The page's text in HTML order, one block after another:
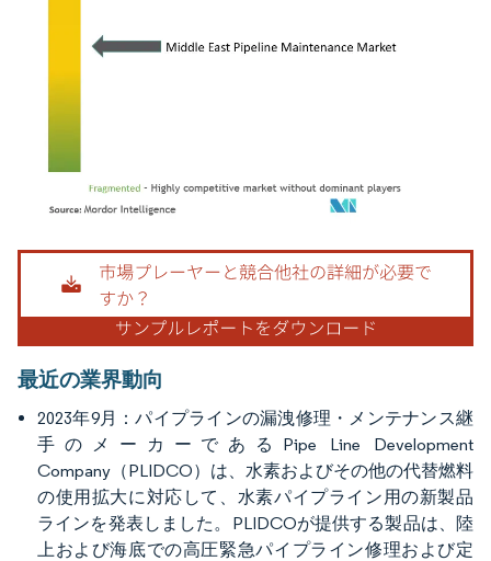
画像 © Mordor Intelligence。再利用にはCC BY 4.0の表示が必要です。
最近の業界動向
2023年9月：パイプラインの漏洩修理・メンテナンス継
手のメーカーであるPipe Line Development
Company（PLIDCO）は、水素およびその他の代替燃料
の使用拡大に対応して、水素パイプライン用の新製品
ラインを発表しました。PLIDCOが提供する製品は、陸
上および海底での高圧緊急パイプライン修理および定